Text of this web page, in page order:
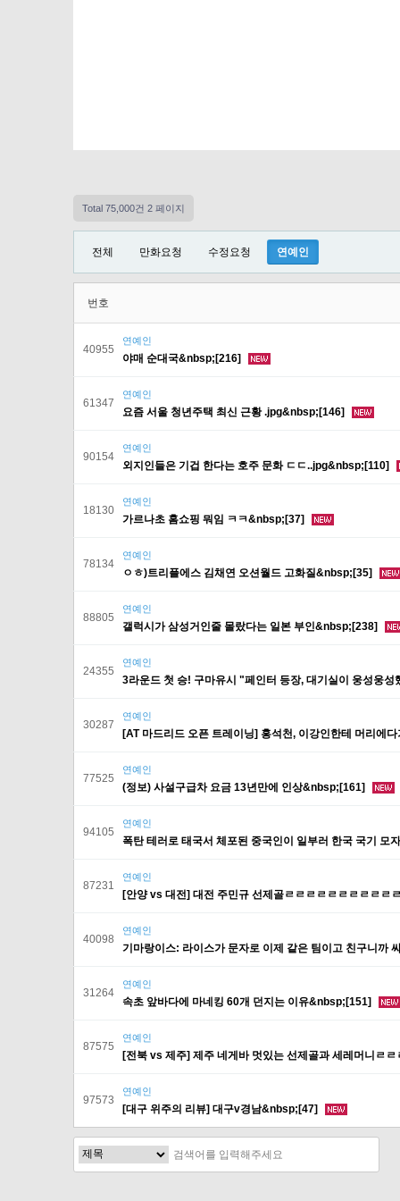
Total 75,000건 2 페이지
전체 만화요청 수정요청 연예인
번호
40955
연예인
야매 순대국&nbsp;[216]
61347
연예인
요즘 서울 청년주택 최신 근황 .jpg&nbsp;[146]
90154
연예인
외지인들은 기겁 한다는 호주 문화 ㄷㄷ..jpg&nbsp;[110]
18130
연예인
가르나초 홈쇼핑 뭐임 ㅋㅋ&nbsp;[37]
78134
연예인
ㅇㅎ)트리플에스 김채연 오션월드 고화질&nbsp;[35]
88805
연예인
갤럭시가 삼성거인줄 몰랐다는 일본 부인&nbsp;[238]
24355
연예인
3라운드 첫 승! 구마유시 "페인터 등장, 대기실이 웅성웅
30287
연예인
[AT 마드리드 오픈 트레이닝] 홍석천, 이강인한테 머리에
77525
연예인
(정보) 사설구급차 요금 13년만에 인상&nbsp;[161]
94105
연예인
폭탄 테러로 태국서 체포된 중국인이 일부러 한국 국기
87231
연예인
[안양 vs 대전] 대전 주민규 선제골ㄹㄹㄹㄹㄹㄹㄹㄹㄹ
40098
연예인
기마랑이스: 라이스가 문자로 이제 같은 팀이고 친구니까
31264
연예인
속초 앞바다에 마네킹 60개 던지는 이유&nbsp;[151]
87575
연예인
[전북 vs 제주] 제주 네게바 멋있는 선제골과 세레머니ㄹ
97573
연예인
[대구 위주의 리뷰] 대구v경남&nbsp;[47]